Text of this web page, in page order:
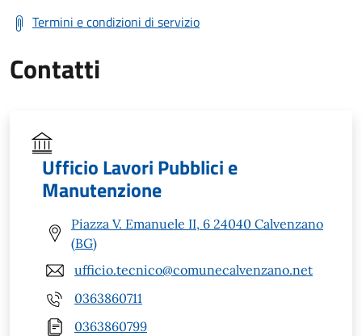
Termini e condizioni di servizio
Contatti
Ufficio Lavori Pubblici e
Manutenzione
Piazza V. Emanuele II, 6 24040 Calvenzano
(BG)
ufficio.tecnico@comunecalvenzano.net
0363860711
0363860799